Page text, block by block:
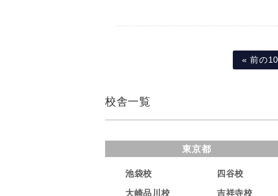
« 前の
校舎一覧
東京都
池袋校
四谷校
大崎品川校
吉祥寺校